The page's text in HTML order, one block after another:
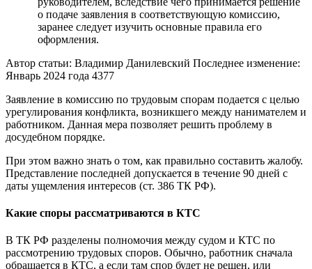
о подаче заявления в соответствующую комиссию,
заранее следует изучить основные правила его
оформления.
Автор статьи: Владимир Данилевский Последнее изменение:
Январь 2024 года 4377
Заявление в комиссию по трудовым спорам подается с целью
урегулирования конфликта, возникшего между нанимателем и
работником. Данная мера позволяет решить проблему в
досудебном порядке.
При этом важно знать о том, как правильно составить жалобу.
Представление последней допускается в течение 90 дней с
даты ущемления интересов (ст. 386 ТК РФ).
Какие споры рассматриваются в КТС
В ТК РФ разделены полномочия между судом и КТС по
рассмотрению трудовых споров. Обычно, работник сначала
обращается в КТС, а если там спор будет не решен, или